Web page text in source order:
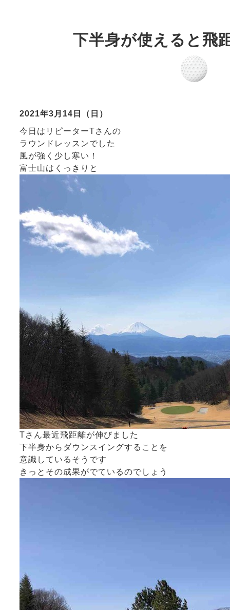
下半身が使えると飛
2021年3月14日（日）
今日はリピーターTさんの
ラウンドレッスンでした
風が強く少し寒い！
富士山はくっきりと
Tさん最近飛距離が伸びました
下半身からダウンスイングすることを
意識しているそうです
きっとその成果がでているのでしょう